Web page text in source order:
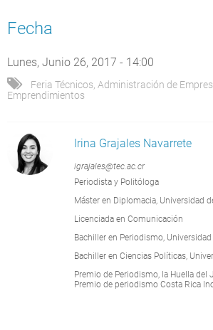
Fecha
Lunes, Junio 26, 2017 - 14:00
Feria Técnicos Administración de
Emprendimientos
Irina Grajales Navarrete
igrajales@tec.ac.cr
Periodista y Politóloga
Máster en Diplomacia, Universidad
Licenciada en Comunicación
Bachiller en Periodismo,
Bachiller en Ciencias Políticas,
Premio de Periodismo, la Huella del
Premio de periodismo Costa Rica